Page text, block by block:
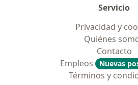
Servicio
Privacidad y
Quiénes
Contacto
Empleos
Nuevas
Términos y